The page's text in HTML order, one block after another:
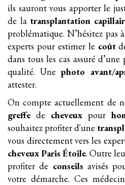
ils sauront vous apporter le
de la transplantation
problématique. N’hésitez pas
experts pour estimer le coût
dans tous les cas assuré
qualité. Unephoto avant/
attester.
On compte actuellement de
greffe de cheveux pour
souhaitez profiter d'une
vous directement vers les
cheveux Paris Étoile. Outre
profiter de conseils avisés
votre démarche. Ces